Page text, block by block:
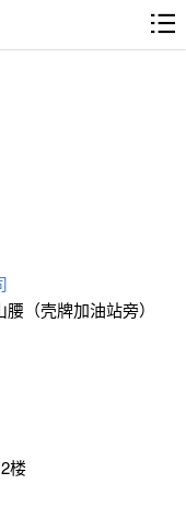
（壳牌加油站旁）
楼